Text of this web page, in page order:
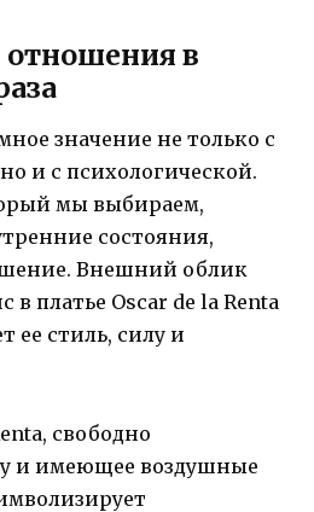
отношения в
значение не только с
и с психологической.
мы выбираем,
состояния,
Внешний облик
платье Oscar de la Renta
ее стиль, силу и
свободно
и имеющее воздушные